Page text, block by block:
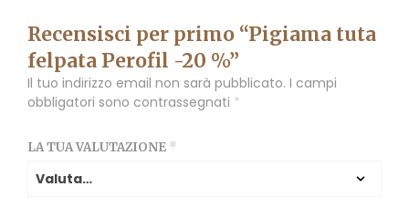
Recensisci per primo “Pigiama tuta
felpata Perofil -20 %”
Il tuo indirizzo email non sarà pubblicato. I campi
obbligatori sono contrassegnati *
LA TUA VALUTAZIONE *